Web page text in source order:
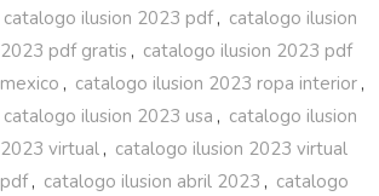
catalogo ilusion 2023 pdf, catalogo ilusion
2023 pdf gratis , catalogo ilusion 2023 pdf
mexico , catalogo ilusion 2023 ropa interior ,
catalogo ilusion 2023 usa , catalogo ilusion
2023 virtual , catalogo ilusion 2023 virtual
pdf, catalogo ilusion abril 2023 , catalogo